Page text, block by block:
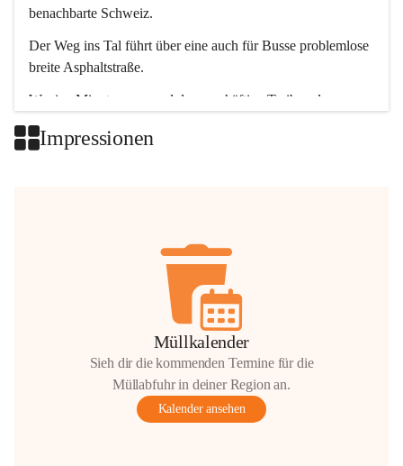
benachbarte Schweiz.
Der Weg ins Tal führt über eine auch für Busse problemlose
breite Asphaltstraße.
Wenige Minuten nur, und das geschäftige Treiben der
Impressionen
Müllkalender
Sieh dir die kommenden Termine für die
Müllabfuhr in deiner Region an.
Kalender ansehen